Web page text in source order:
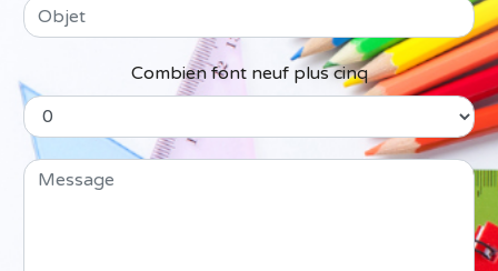
Combien font neuf plus cinq